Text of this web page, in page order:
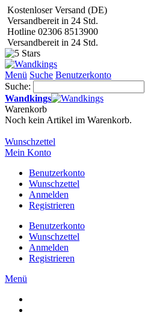
Kostenloser Versand (DE)
Versandbereit in 24 Std.
Hotline 02306 8513900
Versandbereit in 24 Std.
Menü Suche Benutzerkonto
Suche:
Wandkings
Warenkorb
Noch kein Artikel im Warenkorb.
Wunschzettel
Mein Konto
Benutzerkonto
Wunschzettel
Anmelden
Registrieren
Benutzerkonto
Wunschzettel
Anmelden
Registrieren
Menü